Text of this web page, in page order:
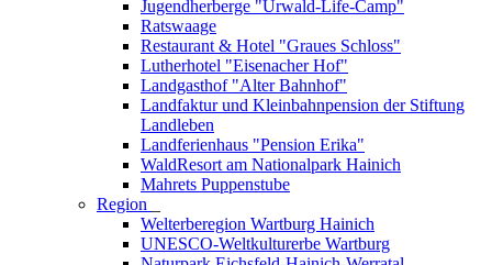
Jugendherberge "Urwald-Life-Camp"
Ratswaage
Restaurant & Hotel "Graues Schloss"
Lutherhotel "Eisenacher Hof"
Landgasthof "Alter Bahnhof"
Landfaktur und Kleinbahnpension der Stiftung
Landleben
Landferienhaus "Pension Erika"
WaldResort am Nationalpark Hainich
Mahrets Puppenstube
Region
Welterberegion Wartburg Hainich
UNESCO-Weltkulturerbe Wartburg